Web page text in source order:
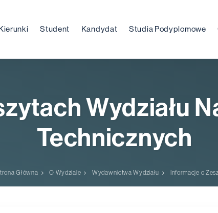
Student Kandydat Studia Podyplomowe
Wydziału
Technicznych
Główna O Wydziale Wydawnictwa Wydziału Informacje o